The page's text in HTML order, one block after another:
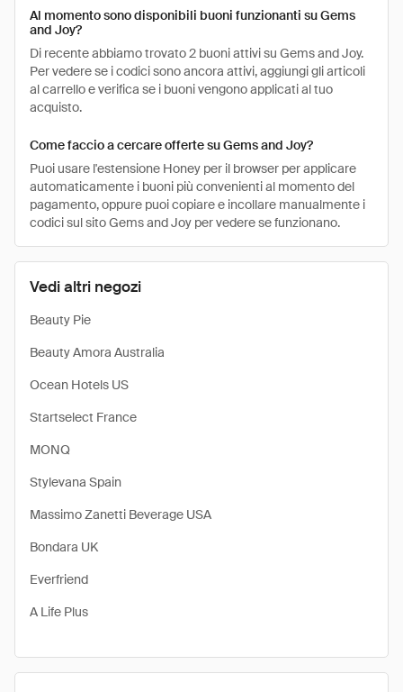
Vedi altri negozi
Beauty Pie
Beauty Amora Australia
Ocean Hotels US
Startselect France
MONQ
Stylevana Spain
Massimo Zanetti Beverage USA
Bondara UK
Everfriend
A Life Plus
Al momento sono disponibili buoni funzionanti su Gems
and Joy?
Di recente abbiamo trovato 2 buoni attivi su Gems and Joy.
Per vedere se i codici sono ancora attivi, aggiungi gli articoli
al carrello e verifica se i buoni vengono applicati al tuo
acquisto.
Come faccio a cercare offerte su Gems and Joy?
Puoi usare l'estensione Honey per il browser per applicare
automaticamente i buoni più convenienti al momento del
pagamento, oppure puoi copiare e incollare manualmente i
codici sul sito Gems and Joy per vedere se funzionano.